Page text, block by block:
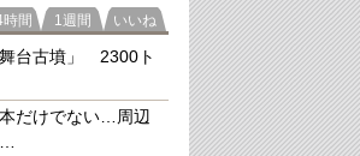
ンキング
間 1週間 いいね
台古墳」 2300ト
だけでない…周辺